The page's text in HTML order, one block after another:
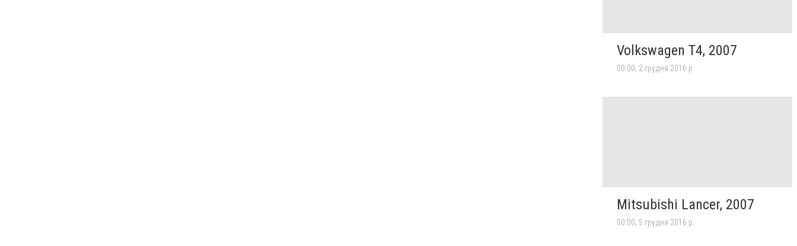
Volkswagen T4, 2007
00:00, 2 грудня 2016 р.
Mitsubishi Lancer, 2007
00:00, 5 грудня 2016 р.